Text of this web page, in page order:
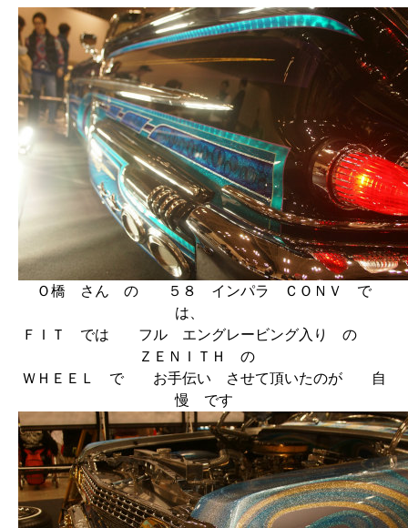
Ｏ橋 さん の ５８ インパラ ＣＯＮＶ で
は、
ＦＩＴ では フル エングレービング入り の
ＺＥＮＩＴＨ の
ＷＨＥＥＬ で お手伝い させて頂いたのが 自
慢 です